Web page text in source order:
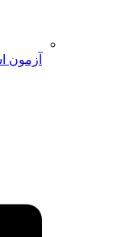
آزمون